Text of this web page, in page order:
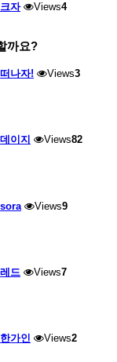
크자 Views4
까요?
떠나자! Views3
데이지 Views82
sora Views9
레드 Views7
한가인 Views2